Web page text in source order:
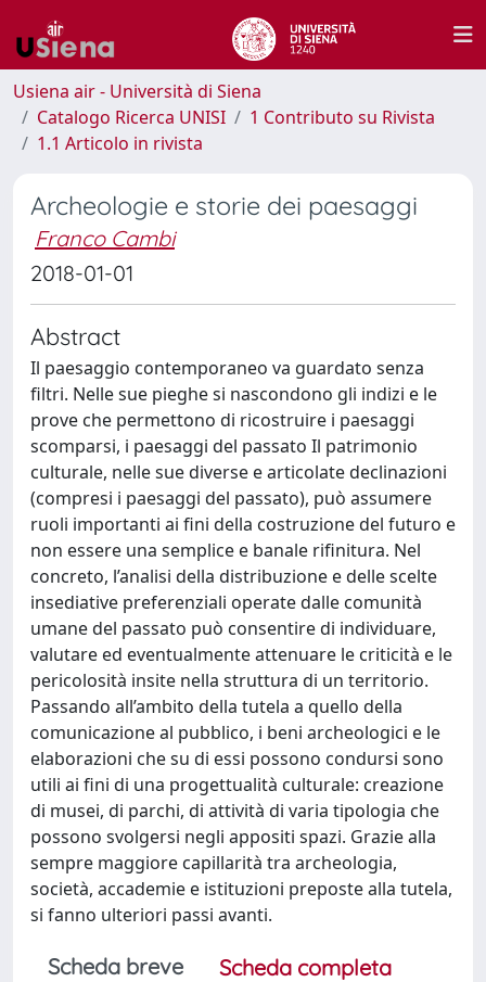
Usiena air - Università di Siena
Catalogo Ricerca UNISI
1 Contributo su Rivista
1.1 Articolo in rivista
Archeologie e storie dei paesaggi
Franco Cambi
2018-01-01
Abstract
Il paesaggio contemporaneo va guardato senza
filtri. Nelle sue pieghe si nascondono gli indizi e le
prove che permettono di ricostruire i paesaggi
scomparsi, i paesaggi del passato Il patrimonio
culturale, nelle sue diverse e articolate declinazioni
(compresi i paesaggi del passato), può assumere
ruoli importanti ai fini della costruzione del futuro e
non essere una semplice e banale rifinitura. Nel
concreto, l’analisi della distribuzione e delle scelte
insediative preferenziali operate dalle comunità
umane del passato può consentire di individuare,
valutare ed eventualmente attenuare le criticità e le
pericolosità insite nella struttura di un territorio.
Passando all’ambito della tutela a quello della
comunicazione al pubblico, i beni archeologici e le
elaborazioni che su di essi possono condursi sono
utili ai fini di una progettualità culturale: creazione
di musei, di parchi, di attività di varia tipologia che
possono svolgersi negli appositi spazi. Grazie alla
sempre maggiore capillarità tra archeologia,
società, accademie e istituzioni preposte alla tutela,
si fanno ulteriori passi avanti.
Scheda breve
Scheda completa